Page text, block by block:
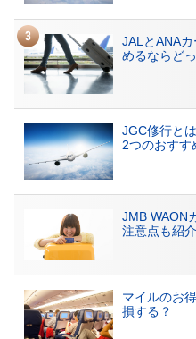
JALとANA
めるならど
JGC修行と
2つのおすす
JMB WAON
注意点も紹介
マイルのお
損する？